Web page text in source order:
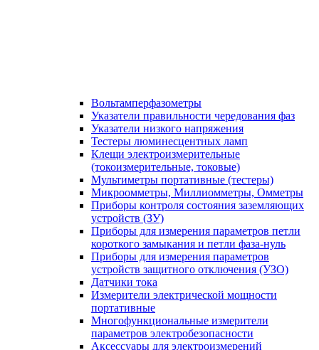
Вольтамперфазометры
Указатели правильности чередования фаз
Указатели низкого напряжения
Тестеры люминесцентных ламп
Клещи электроизмерительные
(токоизмерительные, токовые)
Мультиметры портативные (тестеры)
Микроомметры, Миллиомметры, Омметры
Приборы контроля состояния заземляющих
устройств (ЗУ)
Приборы для измерения параметров петли
короткого замыкания и петли фаза-нуль
Приборы для измерения параметров
устройств защитного отключения (УЗО)
Датчики тока
Измерители электрической мощности
портативные
Многофункциональные измерители
параметров электробезопасности
Аксессуары для электроизмерений